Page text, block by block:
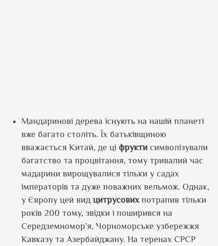
Мандаринові дерева існують на нашій планеті
вже багато століть. Їх батьківщиною
вважається Китай, де ці фрукти символізували
багатство та процвітання, тому тривалий час
мадарини вирощувалися тільки у садах
імператорів та дуже поважних вельмож. Однак,
у Європу цей вид цитрусових потрапив тільки
років 200 тому, звідки і поширився на
Середземномор’я, Чорноморське узбережжя
Кавказу та Азербайджану. На теренах СРСР